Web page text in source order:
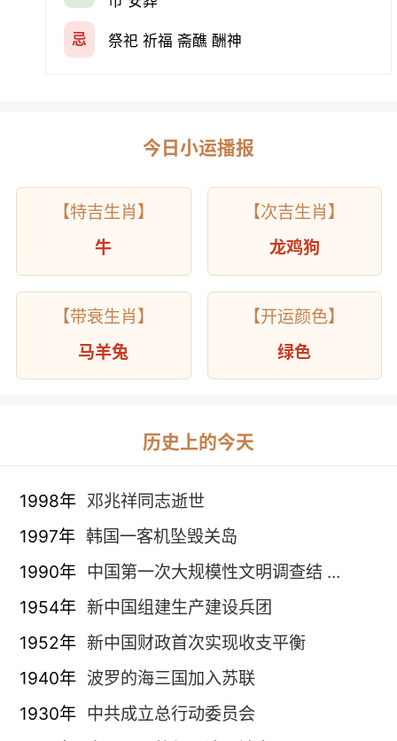
忌 祭祀 祈福 斋醮 酬神
今日小运播报
【特吉生肖】
牛
【次吉生肖】
龙鸡狗
【带衰生肖】
马羊兔
【开运颜色】
绿色
历史上的今天
1998年 邓兆祥同志逝世
1997年 韩国一客机坠毁关岛
1990年 中国第一次大规模性文明调查结 ...
1954年 新中国组建生产建设兵团
1952年 新中国财政首次实现收支平衡
1940年 波罗的海三国加入苏联
1930年 中共成立总行动委员会